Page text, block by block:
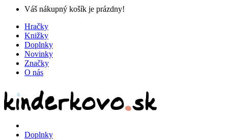
Váš nákupný košík je prázdny!
Hračky
Knižky
Doplnky
Novinky
Značky
O nás
Doplnky